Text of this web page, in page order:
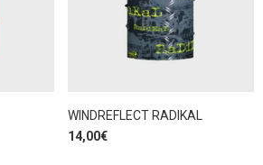
WINDREFLECT RADIKAL
14,00€